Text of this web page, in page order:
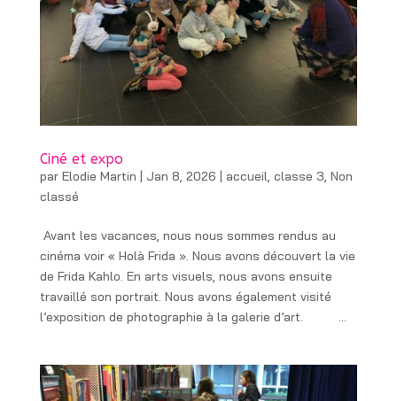
Ciné et expo
par Elodie Martin Jan 8, 2026 accueil, classe 3, Non
classé
​ Avant les vacances, nous nous sommes rendus au
cinéma voir « Holà Frida ». Nous avons découvert la vie
de Frida Kahlo. En arts visuels, nous avons ensuite
travaillé son portrait. Nous avons également visité
l’exposition de photographie à la galerie d’art. ...